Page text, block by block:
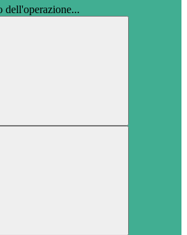
dell'operazione...